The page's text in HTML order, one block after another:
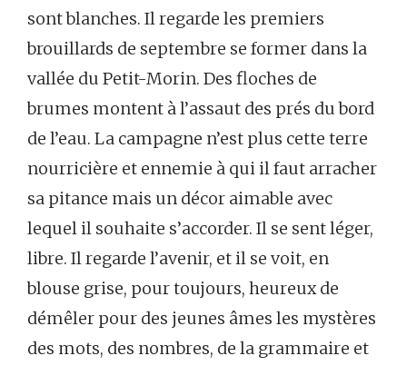
sont blanches. Il regarde les premiers
brouillards de septembre se former dans la
vallée du Petit-Morin. Des floches de
brumes montent à l’assaut des prés du bord
de l’eau. La campagne n’est plus cette terre
nourricière et ennemie à qui il faut arracher
sa pitance mais un décor aimable avec
lequel il souhaite s’accorder. Il se sent léger,
libre. Il regarde l’avenir, et il se voit, en
blouse grise, pour toujours, heureux de
démêler pour des jeunes âmes les mystères
des mots, des nombres, de la grammaire et